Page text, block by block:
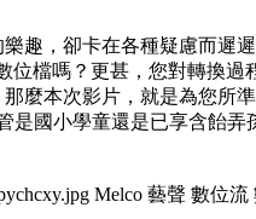
趣，卻卡在各種疑慮而遲
位檔嗎？更甚，您對轉換過
麼本次影片，就是為您所準
國小學童還是已享含飴弄